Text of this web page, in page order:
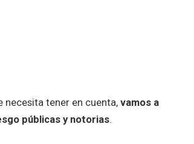
necesita tener en cuenta, vamos a
públicas y notorias.